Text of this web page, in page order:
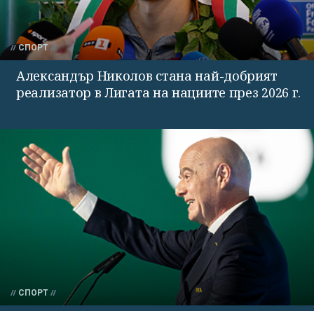
СПОРТ
Александър Николов стана най-добрият
реализатор в Лигата на нациите през 2026 г.
СПОРТ